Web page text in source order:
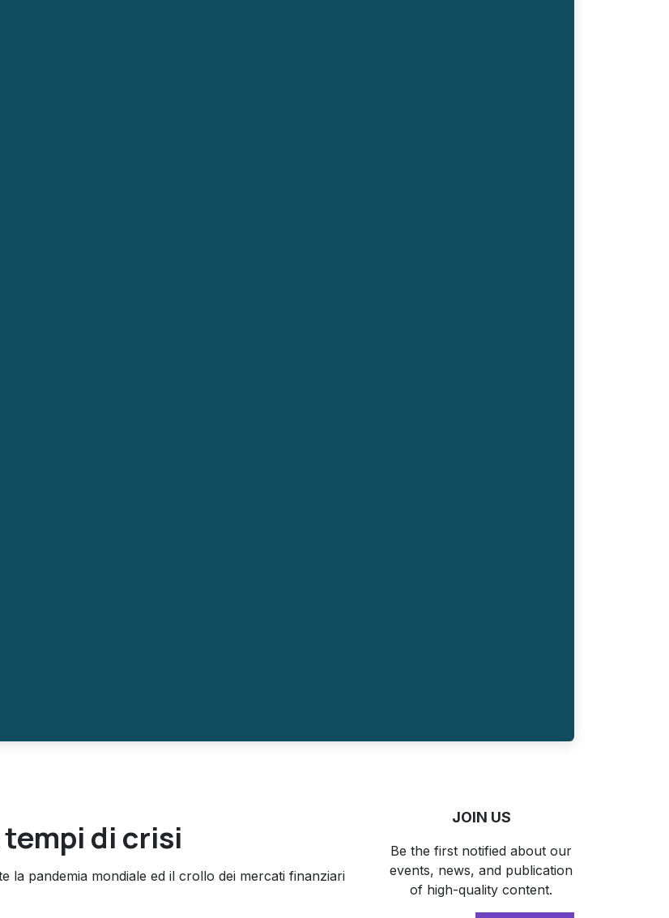
di crisi
la pandemia mondiale ed il crollo dei mercati finanziari
JOIN US
Be the first notified about our
events, news, and publication
of high-quality content.